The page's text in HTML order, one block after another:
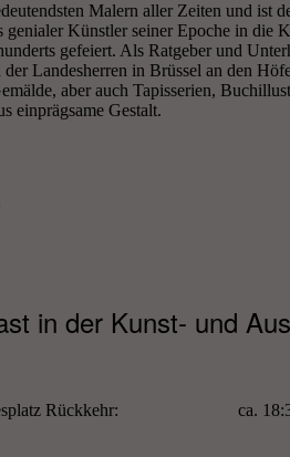
Malern aller Zeiten und ist
Künstler seiner Epoche in die
gefeiert. Als Ratgeber und
Landesherren in Brüssel an den
aber auch Tapisserien,
einprägsame Gestalt.
in der Kunst- und
Rückkehr: ca. 18:30 Uhr